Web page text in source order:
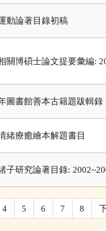
動論著目錄初稿
關博碩士論文提要彙編:
圖書館善本古籍題跋輯錄
緒療癒繪本解題書目
子研究論著目錄:
4 5 6 7 8